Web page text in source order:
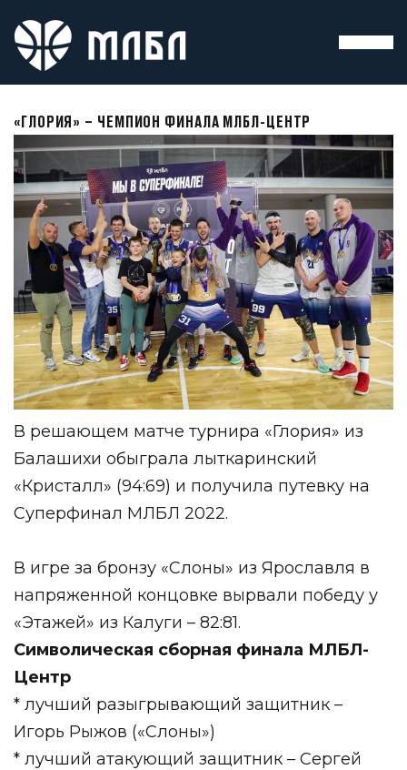
«ГЛОРИЯ» – ЧЕМПИОН ФИНАЛА МЛБЛ-ЦЕНТР
В решающем матче турнира «Глория» из
Балашихи обыграла лыткаринский
«Кристалл» (94:69) и получила путевку на
Суперфинал МЛБЛ 2022.
В игре за бронзу «Слоны» из Ярославля в
напряженной концовке вырвали победу у
«Этажей» из Калуги – 82:81.
Символическая сборная финала МЛБЛ-
Центр
* лучший разыгрывающий защитник –
Игорь Рыжов («Слоны»)
* лучший атакующий защитник – Сергей